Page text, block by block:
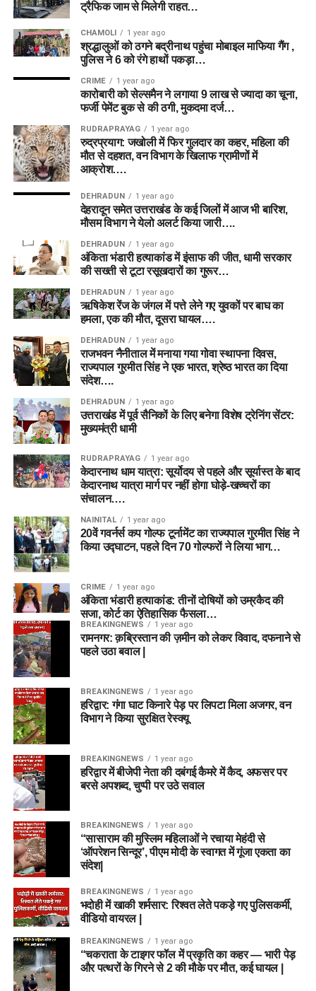
ट्रैफिक जाम से मिलेगी राहत…
CHAMOLI 1 year ago
श्रद्धालुओं को ठगने बद्रीनाथ पहुंचा मोबाइल माफिया गैंग ,
पुलिस ने 6 को रंगे हाथों पकड़ा…
CRIME 1 year ago
कारोबारी को सेल्समैन ने लगाया 9 लाख से ज्यादा का चूना,
फर्जी पेमेंट बुक से की ठगी, मुकदमा दर्ज…
RUDRAPRAYAG 1 year ago
रुद्रप्रयाग: जखोली में फिर गुलदार का कहर, महिला की
मौत से दहशत, वन विभाग के खिलाफ ग्रामीणों में
आक्रोश….
DEHRADUN 1 year ago
देहरादून समेत उत्तराखंड के कई जिलों में आज भी बारिश,
मौसम विभाग ने येलो अलर्ट किया जारी….
DEHRADUN 1 year ago
अंकिता भंडारी हत्याकांड में इंसाफ की जीत, धामी सरकार
की सख्ती से टूटा रसूखदारों का गुरूर…
DEHRADUN 1 year ago
ऋषिकेश रेंज के जंगल में पत्ते लेने गए युवकों पर बाघ का
हमला, एक की मौत, दूसरा घायल….
DEHRADUN 1 year ago
राजभवन नैनीताल में मनाया गया गोवा स्थापना दिवस,
राज्यपाल गुरमीत सिंह ने एक भारत, श्रेष्ठ भारत का दिया
संदेश….
DEHRADUN 1 year ago
उत्तराखंड में पूर्व सैनिकों के लिए बनेगा विशेष ट्रेनिंग सेंटर:
मुख्यमंत्री धामी
RUDRAPRAYAG 1 year ago
केदारनाथ धाम यात्रा: सूर्योदय से पहले और सूर्यास्त के बाद
केदारनाथ यात्रा मार्ग पर नहीं होगा घोड़े-खच्चरों का
संचालन….
NAINITAL 1 year ago
20वें गवर्नर्स कप गोल्फ टूर्नामेंट का राज्यपाल गुरमीत सिंह ने
किया उद्घाटन, पहले दिन 70 गोल्फरों ने लिया भाग…
CRIME 1 year ago
अंकिता भंडारी हत्याकांड: तीनों दोषियों को उम्रकैद की
सजा, कोर्ट का ऐतिहासिक फैसला…
BREAKINGNEWS 1 year ago
रामनगर: क़ब्रिस्तान की ज़मीन को लेकर विवाद, दफनाने से
पहले उठा बवाल |
BREAKINGNEWS 1 year ago
हरिद्वार: गंगा घाट किनारे पेड़ पर लिपटा मिला अजगर, वन
विभाग ने किया सुरक्षित रेस्क्यू
BREAKINGNEWS 1 year ago
हरिद्वार में बीजेपी नेता की दबंगई कैमरे में कैद, अफसर पर
बरसे अपशब्द, चुप्पी पर उठे सवाल
BREAKINGNEWS 1 year ago
“सासाराम की मुस्लिम महिलाओं ने रचाया मेहंदी से
‘ऑपरेशन सिन्दूर’, पीएम मोदी के स्वागत में गूंजा एकता का
संदेश|
BREAKINGNEWS 1 year ago
भदोही में खाकी शर्मसार: रिश्वत लेते पकड़े गए पुलिसकर्मी,
वीडियो वायरल |
BREAKINGNEWS 1 year ago
“चकराता के टाइगर फॉल में प्रकृति का कहर — भारी पेड़
और पत्थरों के गिरने से 2 की मौके पर मौत, कई घायल |